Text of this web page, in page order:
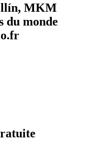
MKM
du monde